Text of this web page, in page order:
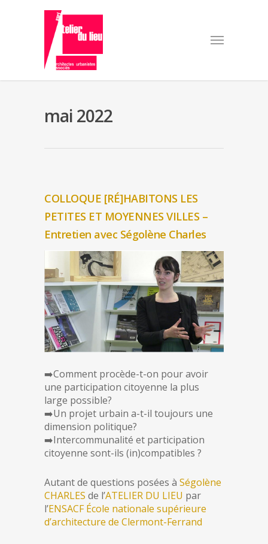
mai 2022
COLLOQUE [RÉ]HABITONS LES
PETITES ET MOYENNES VILLES –
Entretien avec Ségolène Charles
➡️Comment procède-t-on pour avoir
une participation citoyenne la plus
large possible?
➡️Un projet urbain a-t-il toujours une
dimension politique?
➡️Intercommunalité et participation
citoyenne sont-ils (in)compatibles ?
Autant de questions posées à Ségolène
CHARLES de l’ATELIER DU LIEU par
l’ENSACF École nationale supérieure
d’architecture de Clermont-Ferrand